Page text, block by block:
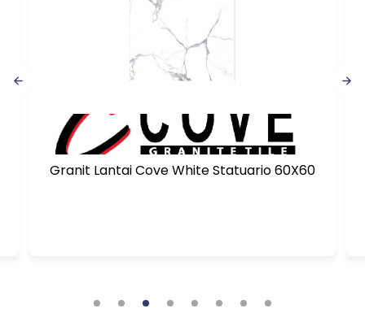
Granit Lantai Cove White Statuario 60X60